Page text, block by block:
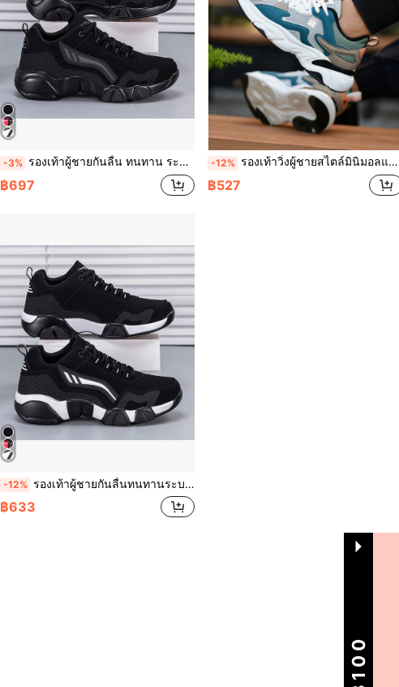
-3% รองเท้าผู้ชายกันลื่น ทนทาน ระบายอากาศได้ สีหลายสี รองเท้าทางการสำหรับกลางแจ้ง ผูกเชือก รองเท้าเตี้ย สไตล์แฟชั่นมินิมอล รองเท้ากีฬา สีพื้น ฤดูใบไม้ผลิ ฤดูใบไม้ร่วง รองเท้าเทนนิสเตี้ย
฿697
-12% รองเท้าวิ่งผู้ชายสไตล์มินิมอลแฟชั่น แบบลำลองสปอร์ต ทรงโลว์ท็อป ผูกเชือก ผ้าตาข่ายระบายอากาศ น้ำหนักเบา กันลื่น ทนทาน อเนกประสงค์ สำหรับกลางแจ้ง ใส่ได้ทุกฤดู
฿527
-12% รองเท้าผู้ชายกันลื่นทนทานระบายอากาศได้หลายสีรองเท้าทางการกลางแจ้งผูกเชือกแบบต่ำสไตล์แฟชั่นมินิมอลรองเท้ากีฬา สีพื้น ฤดูใบไม้ผลิ ฤดูใบไม้ร่วง รองเท้าเทนนิสแบบต่ำ
฿633
รวม 1 หน้า